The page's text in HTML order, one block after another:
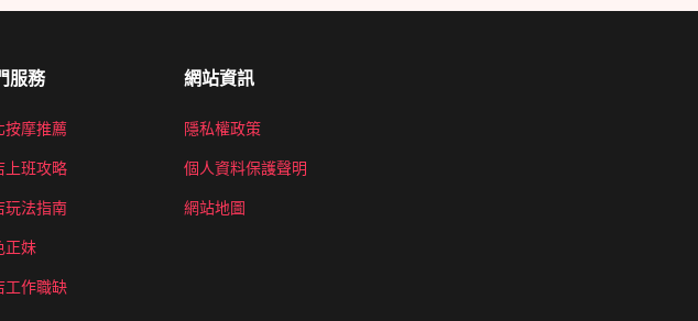
服務
按摩推薦
上班攻略
玩法指南
正妹
工作職缺
網站資訊
隱私權政策
個人資料保護聲明
網站地圖